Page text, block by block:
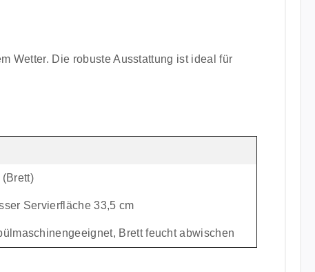
Wetter. Die robuste Ausstattung ist ideal für
Servierfläche 33,5 cm
Brett feucht abwischen